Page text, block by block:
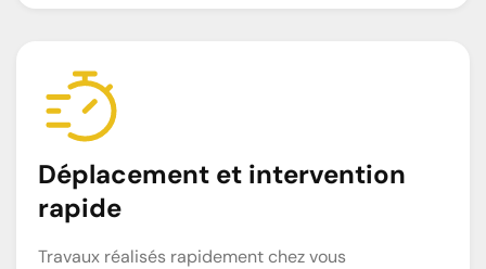
Déplacement et intervention
rapide
Travaux réalisés rapidement chez vous